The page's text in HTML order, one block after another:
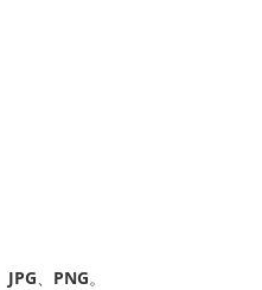
JPG、 PNG。